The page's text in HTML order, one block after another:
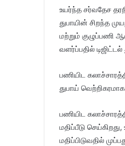
உயர்ந்த சர்வதேச
துபாயின் சிறந்த
மற்றும் குழுப்பணி
வளர்ப்பதில்
பணியிட
துபாய்
பணியிட
மதிப்பீடு
மதிப்பிடுவதில்